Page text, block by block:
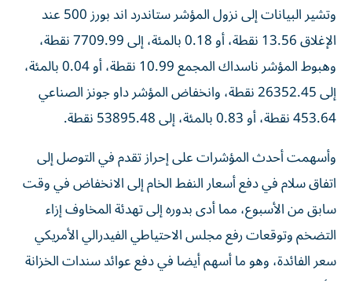
وتشير البيانات إلى نزول المؤشر ستاندرد اند بورز 500 عند
الإغلاق 13.56 نقطة، أو 0.18 بالمئة، إلى 7709.99 نقطة،
‌وهبوط المؤشر ناسداك ‌المجمع 10.99 نقطة، أو 0.04 بالمئة،
⁠إلى 26352.45 نقطة، وانخفاض المؤشر داو جونز الصناعي
453.64 نقطة، ‌أو 0.83 بالمئة، إلى 53895.48 نقطة.
وأسهمت أحدث المؤشرات على إحراز تقدم في التوصل إلى
اتفاق سلام في دفع أسعار النفط الخام ⁠إلى الانخفاض في وقت
سابق من الأسبوع، مما أدى بدوره إلى ​تهدئة المخاوف إزاء
التضخم وتوقعات رفع مجلس الاحتياطي الفيدرالي الأمريكي
سعر الفائدة، وهو ما أسهم أيضا في دفع عوائد سندات الخزانة